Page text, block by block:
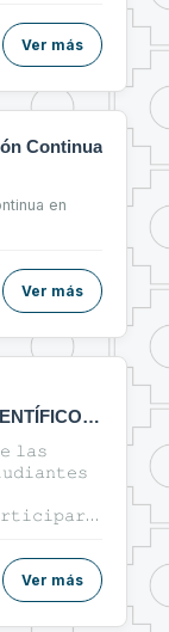
Ver más
Continua
en
Ver más
𝚕𝚊𝚜
ᴀ́ʀᴇᴀ ᴅᴇ ʟᴀ
Ver más